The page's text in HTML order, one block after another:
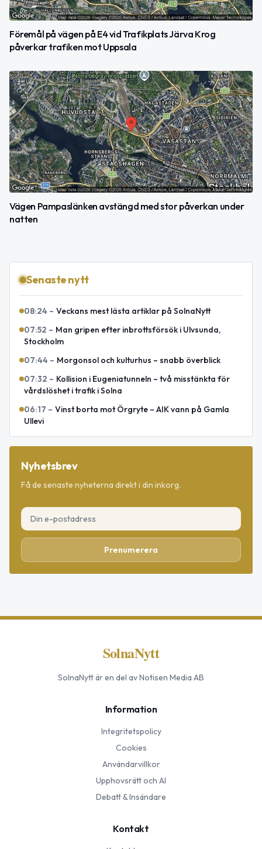
Föremål på vägen på E4 vid Trafikplats Järva Krog
påverkar trafiken mot Uppsala
Vägen Pampaslänken avstängd med stor påverkan under
natten
Senaste nytt
08:24 – Veckans mest lästa artiklar på SolnaNytt
07:52 – Man gripen efter inbrottsförsök i Ulvsunda,
Stockholm
07:44 – Morgonsol och kulturhus – snabb överblick
07:32 – Kollision i Eugeniatunneln – två misstänkta för
vårdslöshet i trafik i Solna
06:17 – Vinst borta mot Örgryte – AIK vann på Gamla
Ullevi
Nyhetsbrev
Få de senaste nyheterna direkt i din inkorg.
Prenumerera
SolnaNytt
SolnaNyttär en del av Notisen Media AB
Information
Integritetspolicy
Cookies
Användarvillkor
Upphovsrätt och AI
Debatt & Insändare
Kontakt